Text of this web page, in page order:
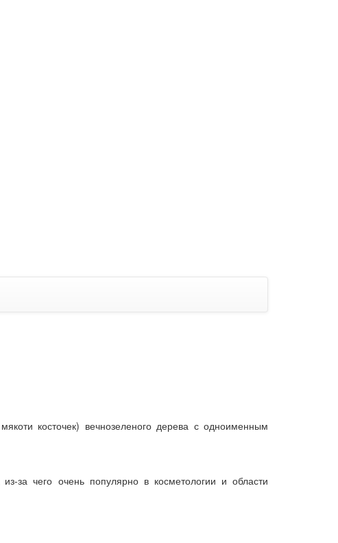
косточек) вечнозеленого дерева с одноименным
чего очень популярно в косметологии и области